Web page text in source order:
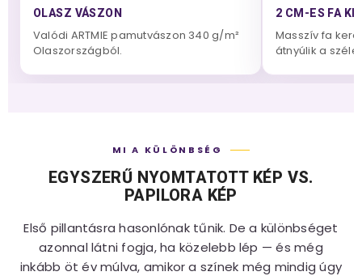
OLASZ VÁSZON
Valódi ARTMIE pamutvászon 340 g/m²
Olaszországból.
2 CM-ES FA
Masszív fa
átnyúlik a
MI A KÜLÖNBSÉG
EGYSZERŰ NYOMTATOTT KÉP VS.
PAPILORA KÉP
Első pillantásra hasonlónak tűnik. De a különbséget
azonnal látni fogja, ha közelebb lép — és még
inkább öt év múlva, amikor a színek még mindig úgy